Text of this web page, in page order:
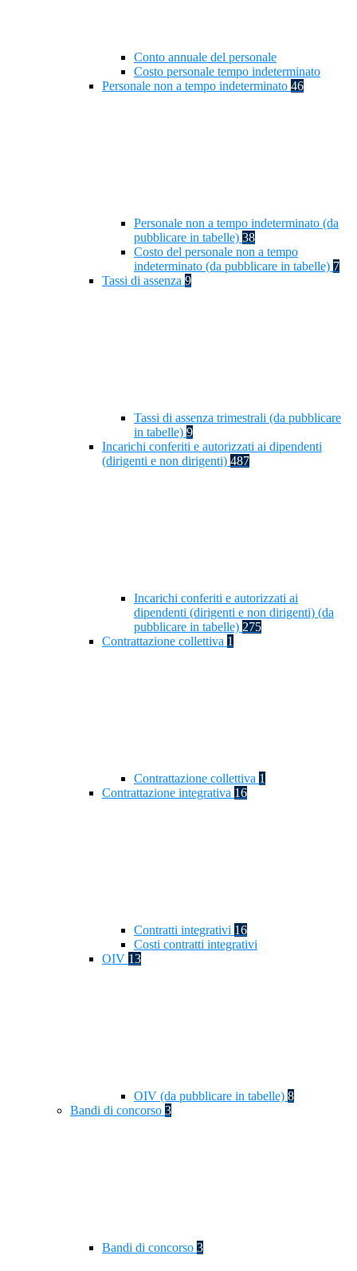
Conto annuale del personale
Costo personale tempo indeterminato
Personale non a tempo indeterminato 46
Personale non a tempo indeterminato (da
pubblicare in tabelle) 38
Costo del personale non a tempo
indeterminato (da pubblicare in tabelle) 7
Tassi di assenza 9
Tassi di assenza trimestrali (da pubblicare
in tabelle) 9
Incarichi conferiti e autorizzati ai dipendenti
(dirigenti e non dirigenti) 487
Incarichi conferiti e autorizzati ai
dipendenti (dirigenti e non dirigenti) (da
pubblicare in tabelle) 275
Contrattazione collettiva 1
Contrattazione collettiva 1
Contrattazione integrativa 16
Contratti integrativi 16
Costi contratti integrativi
OIV 13
OIV (da pubblicare in tabelle) 8
Bandi di concorso 3
Bandi di concorso 3